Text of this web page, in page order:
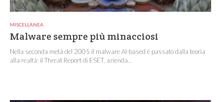
MISCELLANEA
Malware sempre più minacciosi
Nella seconda metà del 2005 il malware AI-based è passato dalla teoria
alla realtà: il Threat Report di ESET, azienda...